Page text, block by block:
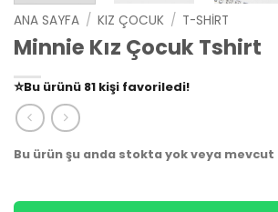
ANA SAYFA / KIZ ÇOCUK / T-SHIRT
Minnie Kız Çocuk Tshirt
⭐️Bu ürünü 81 kişi favoriledi!
🛒39 kişisepetine ekledi!
✅ Bugün 14 adet
Bu ürün şu anda stokta yok veya mevcut